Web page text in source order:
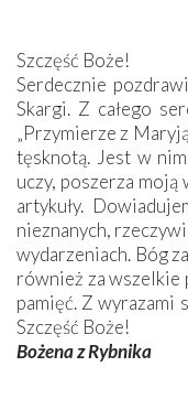
Szczęść Boże!
Serdecznie
Skargi. Z całego
„Przymierze z
tęsknotą. Jest w
uczy, poszerza
artykuły.
nieznanych,
wydarzeniach. Bóg
również za wszelkie
pamięć. Z wyrazami
Szczęść Boże!
Bożena z Rybnika